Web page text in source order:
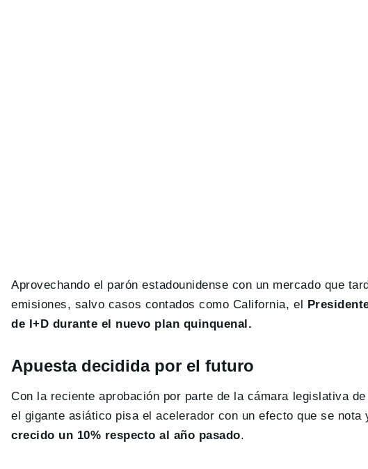
Aprovechando el parón estadounidense con un mercado que
emisiones, salvo casos contados como California, el
de I+D durante el nuevo plan quinquenal.
Apuesta decidida por el futuro
Con la reciente aprobación por parte de la cámara legislativa
el gigante asiático pisa el acelerador con un efecto que se
crecido un 10% respecto al año pasado.